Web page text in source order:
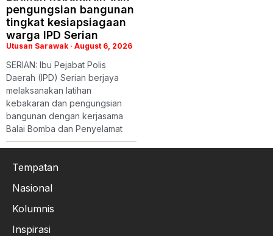
pengungsian bangunan
tingkat kesiapsiagaan
warga IPD Serian
Utusan Sarawak August 6, 2026
SERIAN: Ibu Pejabat Polis
Daerah (IPD) Serian berjaya
melaksanakan latihan
kebakaran dan pengungsian
bangunan dengan kerjasama
Balai Bomba dan Penyelamat
Tempatan
Nasional
Kolumnis
Inspirasi